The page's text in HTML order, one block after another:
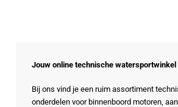
Jouw online technische watersportwinkel
Bij ons vind je een ruim assortiment
onderdelen voor binnenboord motoren,